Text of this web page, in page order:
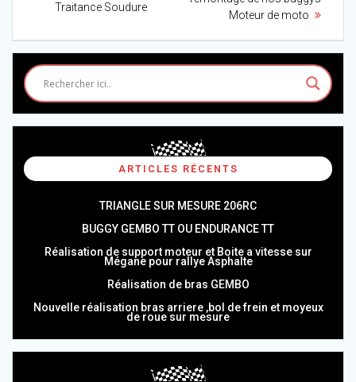
post:
Traitance Soudure
Moteur de moto
ARTICLES RÉCENTS
TRIANGLE SUR MESURE 206RC
BUGGY GEMBO TT OU ENDURANCE TT
Réalisation de support moteur et Boite a vitesse sur
Mégane pour rallye Asphalte
Réalisation de bras GEMBO
Nouvelle réalisation bras arriere ,bol de frein et moyeux
de roue sur mesure